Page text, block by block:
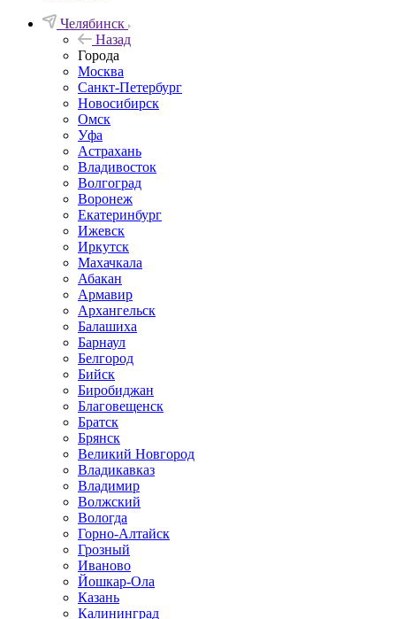
Челябинск
Назад
Города
Москва
Санкт-Петербург
Новосибирск
Омск
Уфа
Астрахань
Владивосток
Волгоград
Воронеж
Екатеринбург
Ижевск
Иркутск
Махачкала
Абакан
Армавир
Архангельск
Балашиха
Барнаул
Белгород
Бийск
Биробиджан
Благовещенск
Братск
Брянск
Великий Новгород
Владикавказ
Владимир
Волжский
Вологда
Горно-Алтайск
Грозный
Иваново
Йошкар-Ола
Казань
Калининград